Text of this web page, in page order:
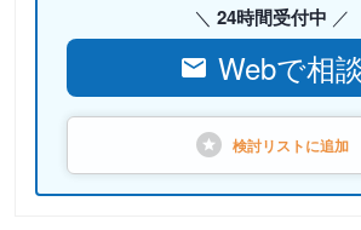
24時間受付中
Webで相
検討リストに追加